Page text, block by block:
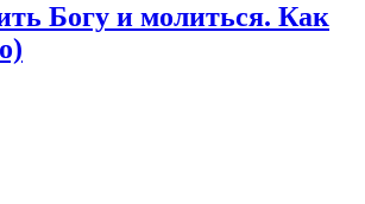
Богу и молиться. Как